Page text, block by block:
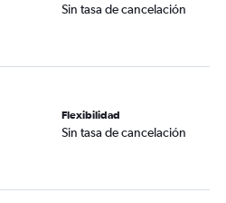
Sin tasa de cancelación
Flexibilidad
Sin tasa de cancelación